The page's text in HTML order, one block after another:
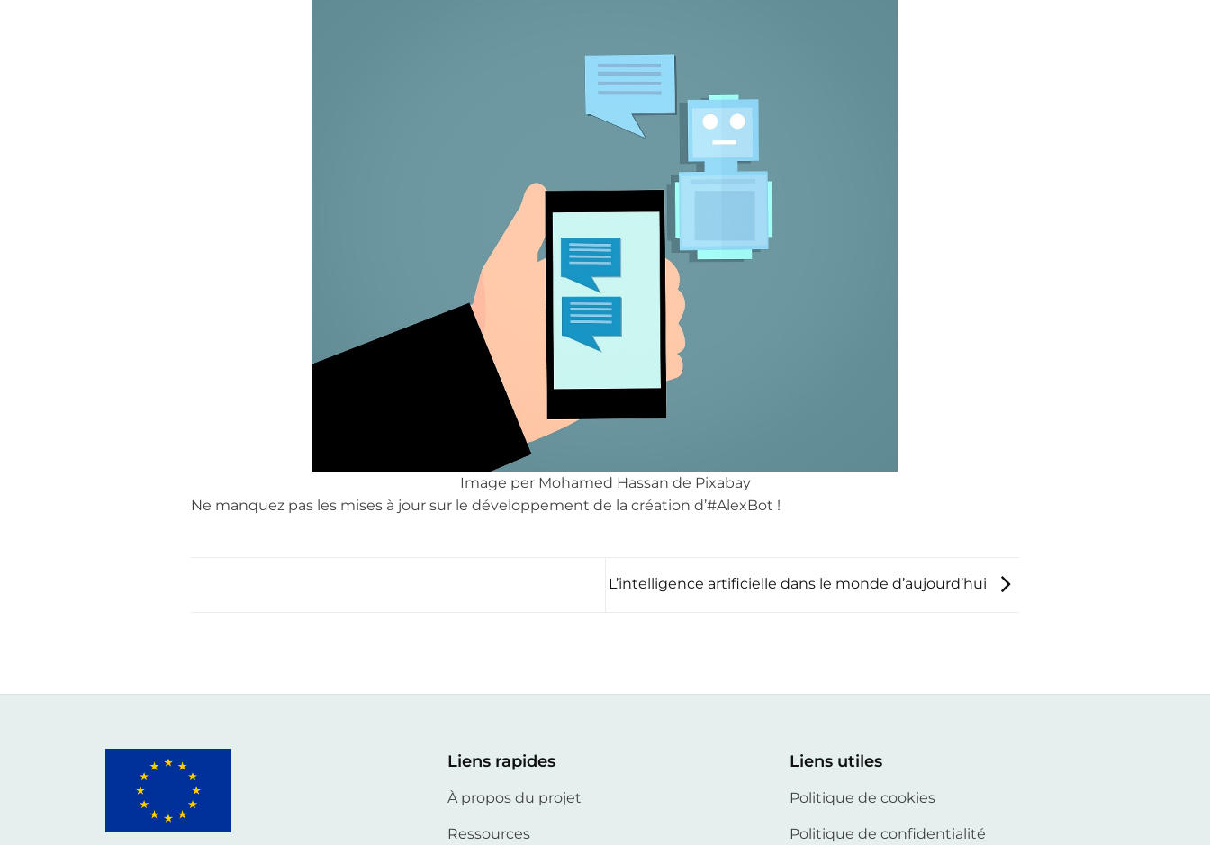
Image per Mohamed Hassan de Pixabay
Ne manquez pas les mises à jour sur le développement de la création d’#AlexBot !
L’intelligence artificielle dans le monde d’aujourd’hui
Liens rapides
À propos du projet
Ressources
Liens utiles
Politique de cookies
Politique de confidentialité